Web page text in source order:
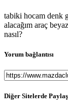
tabiki hocam denk
alacağım araç
nasıl?
Yorum bağlantısı
Diğer Sitelerde Paylaş